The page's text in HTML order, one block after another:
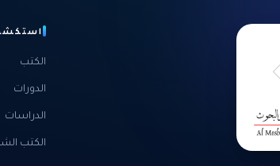
الكتب
الدورات
الدراسات
الكتب